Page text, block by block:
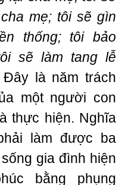
cha mẹ; tôi sẽ gìn
thống; tôibảo
sẽ làm tang lễ
Đây là năm trách
một người con
thực hiện. Nghĩa
làm được ba
gia đình hiện
bằng phụng